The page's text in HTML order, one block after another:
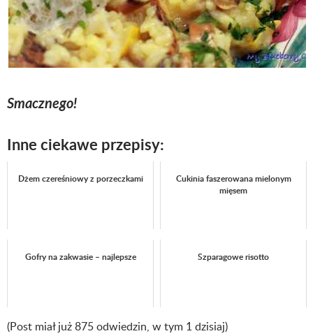
Smacznego!
Inne ciekawe przepisy:
Dżem czereśniowy z porzeczkami
Cukinia faszerowana mielonym
mięsem
Gofry na zakwasie – najlepsze Szparagowe risotto
(Post miał już 875 odwiedzin, w tym 1 dzisiaj)